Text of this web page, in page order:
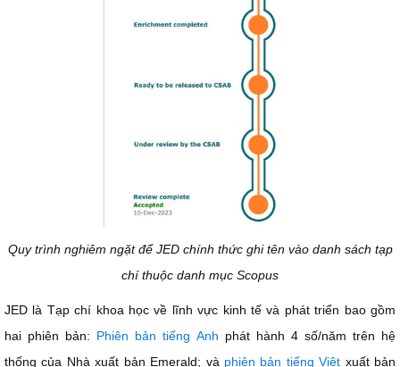
Quy trình nghiêm ngặt để JED chính thức ghi tên vào danh sách tạp
chí thuộc danh mục Scopus
JED là Tạp chí khoa học về lĩnh vực kinh tế và phát triển bao gồm
hai phiên bản: Phiên bản tiếng Anh phát hành 4 số/năm trên hệ
thống của Nhà xuất bản Emerald; và phiên bản tiếng Việt xuất bản